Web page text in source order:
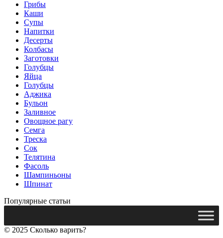
Грибы
Каши
Супы
Напитки
Десерты
Колбасы
Заготовки
Голубцы
Яйца
Голубцы
Аджика
Бульон
Заливное
Овощное рагу
Семга
Треска
Сок
Телятина
Фасоль
Шампиньоны
Шпинат
Популярные статьи
© 2025 Сколько варить?